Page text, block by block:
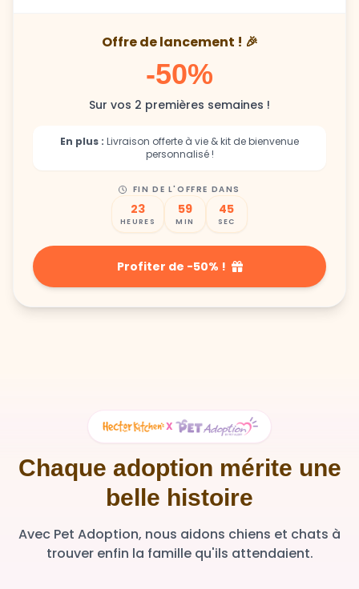
Offre de lancement ! 🎉
-50%
Sur vos 2 premières semaines !
En plus : Livraison offerte à vie & kit de bienvenue
personnalisé !
FIN DE L'OFFRE DANS
23
HEURES
59
MIN
42
SEC
Profiter de -50% !
X
Chaque adoption mérite une
belle histoire
Avec Pet Adoption, nous aidons chiens et chats à
trouver enfin la famille qu'ils attendaient.